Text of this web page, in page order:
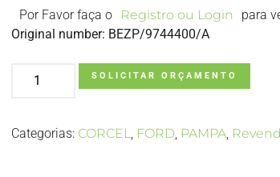
Por Favor faça o Registro ou Login
para
Original number: BEZP/9744400/A
SOLICITAR ORÇAMENTO
Categorias: CORCEL, FORD, PAMPA,